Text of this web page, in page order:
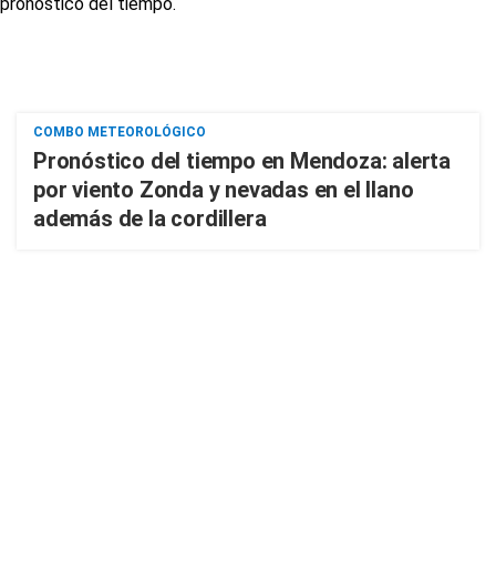
COMBO METEOROLÓGICO
Pronóstico del tiempo en Mendoza: alerta
por viento Zonda y nevadas en el llano
además de la cordillera